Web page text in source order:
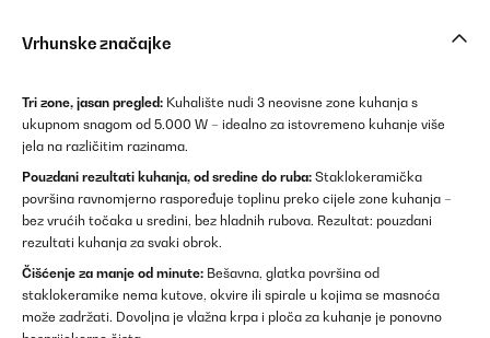
Vrhunske značajke
Tri zone, jasan pregled: Kuhalište nudi 3 neovisne zone kuhanja s
ukupnom snagom od 5.000 W – idealno za istovremeno kuhanje više
jela na različitim razinama.
Pouzdani rezultati kuhanja, od sredine do ruba: Staklokeramička
površina ravnomjerno raspoređuje toplinu preko cijele zone kuhanja –
bez vrućih točaka u sredini, bez hladnih rubova. Rezultat: pouzdani
rezultati kuhanja za svaki obrok.
Čišćenje za manje od minute: Bešavna, glatka površina od
staklokeramike nema kutove, okvire ili spirale u kojima se masnoća
može zadržati. Dovoljna je vlažna krpa i ploča za kuhanje je ponovno